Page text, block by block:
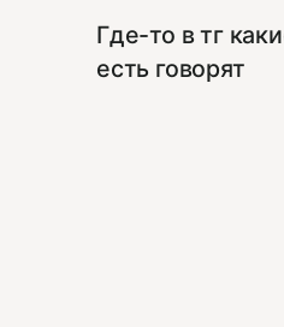
Где-то в тг
есть говорят